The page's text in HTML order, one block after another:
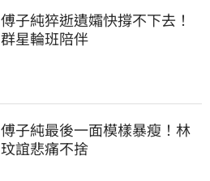
傅子純猝逝遺孀快撐不下去！
群星輪班陪伴
傅子純最後一面模樣暴瘦！林
玟誼悲痛不捨